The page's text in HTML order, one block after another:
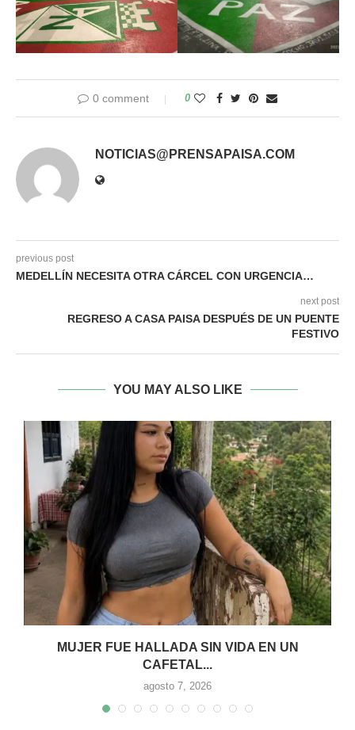
0 comment 0
NOTICIAS@PRENSAPAISA.COM
previous post
MEDELLÍN NECESITA OTRA CÁRCEL CON URGENCIA…
next post
REGRESO A CASA PAISA DESPUÉS DE UN PUENTE
FESTIVO
YOU MAY ALSO LIKE
MUJER FUE HALLADA SIN VIDA EN UN
CAFETAL...
agosto 7, 2026